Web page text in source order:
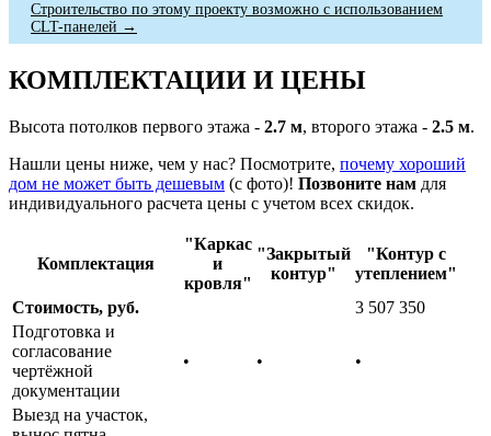
Строительство по этому проекту возможно с использованием
CLT-панелей →
КОМПЛЕКТАЦИИ И ЦЕНЫ
Высота потолков первого этажа - 2.7 м, второго этажа - 2.5 м.
Нашли цены ниже, чем у нас? Посмотрите, почему хороший
дом не может быть дешевым (с фото)! Позвоните нам для
индивидуального расчета цены с учетом всех скидок.
Комплектация
"Каркас
и
кровля"
"Закрытый
контур"
"Контур с
утеплением"
Стоимость, руб.
3 507 350
Подготовка и
согласование
чертёжной
документации
• • •
Выезд на участок,